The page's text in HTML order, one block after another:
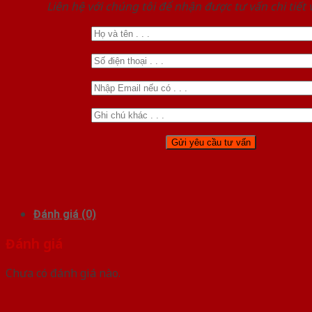
Liên hệ với chúng tôi để nhận được tư vấn chi tiết
Đánh giá (0)
Đánh giá
Chưa có đánh giá nào.